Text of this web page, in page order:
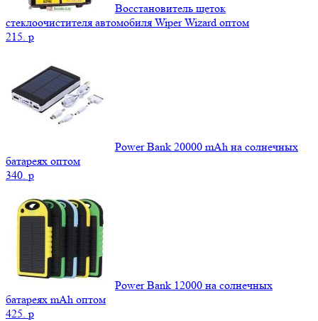
Восстановитель щеток
стеклоочистителя автомобиля Wiper Wizard оптом
215. p
Power Bank 20000 mAh на солнечных
батареях оптом
340. p
Power Bank 12000 на солнечных
батареях mAh оптом
425. p